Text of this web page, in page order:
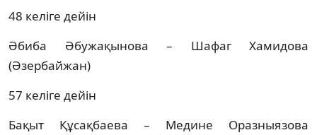
48 келіге дейін
Әбиба Әбужақынова – Шафаг Хамидова
(Әзербайжан)
57 келіге дейін
Бақыт Құсақбаева – Медине Оразныязова